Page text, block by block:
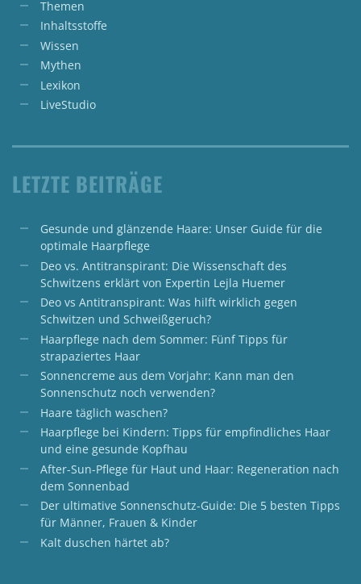
Themen
Inhaltsstoffe
Wissen
Mythen
Lexikon
LiveStudio
LETZTE BEITRÄGE
Gesunde und glänzende Haare: Unser Guide für die
optimale Haarpflege
Deo vs. Antitranspirant: Die Wissenschaft des
Schwitzens erklärt von Expertin Lejla Huemer
Deo vs Antitranspirant: Was hilft wirklich gegen
Schwitzen und Schweißgeruch?
Haarpflege nach dem Sommer: Fünf Tipps für
strapaziertes Haar
Sonnencreme aus dem Vorjahr: Kann man den
Sonnenschutz noch verwenden?
Haare täglich waschen?
Haarpflege bei Kindern: Tipps für empfindliches Haar
und eine gesunde Kopfhau
After-Sun-Pflege für Haut und Haar: Regeneration nach
dem Sonnenbad
Der ultimative Sonnenschutz-Guide: Die 5 besten Tipps
für Männer, Frauen & Kinder
Kalt duschen härtet ab?